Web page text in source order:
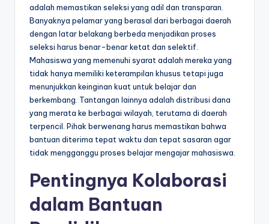
adalah memastikan seleksi yang adil dan transparan.
Banyaknya pelamar yang berasal dari berbagai daerah
dengan latar belakang berbeda menjadikan proses
seleksi harus benar-benar ketat dan selektif.
Mahasiswa yang memenuhi syarat adalah mereka yang
tidak hanya memiliki keterampilan khusus tetapi juga
menunjukkan keinginan kuat untuk belajar dan
berkembang. Tantangan lainnya adalah distribusi dana
yang merata ke berbagai wilayah, terutama di daerah
terpencil. Pihak berwenang harus memastikan bahwa
bantuan diterima tepat waktu dan tepat sasaran agar
tidak mengganggu proses belajar mengajar mahasiswa.
Pentingnya Kolaborasi
dalam Bantuan